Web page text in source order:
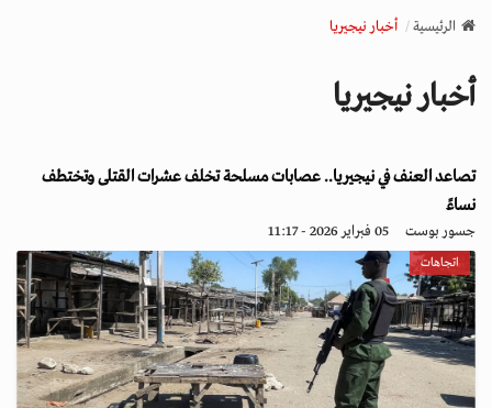
v
a
o
n
الرئيسية أخبار نيجيريا
أخبار نيجيريا
تصاعد العنف في نيجيريا.. عصابات مسلحة تخلف عشرات القتلى وتختطف
نساءً
جسور بوست 05 فبراير 2026 - 11:17
اتجاهات